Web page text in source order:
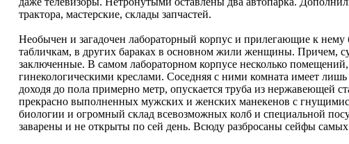
трактора, мастерские, склады запчастей.
Необычен и загадочен лабораторный корпус и прилегающие к
табличкам, в других бараках в основном жили женщины. Причем,
заключенные. В самом лабораторном корпусе несколько
гинекологическими креслами. Соседняя с ними комната имеет
доходя до пола примерно метр, опускается труба из нержавеющей
прекрасно выполненных мужских и женских манекенов с
биологии и огромный склад всевозможных колб и специальной
заварены и не открыты по сей день. Всюду разбросаны сейфы